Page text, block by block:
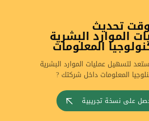
تحديث
الموارد البشرية
المعلومات
لتسهيل عمليات الموارد البشرية
المعلومات داخل شركتك ?
على نسخة تجريبية